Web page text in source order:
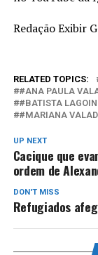
Redação Exibir
RELATED TOPICS:
#ANA PAULA
#BATISTA
#MARIANA
UP NEXT
Cacique que
ordem de
DON'T MISS
Refugiados